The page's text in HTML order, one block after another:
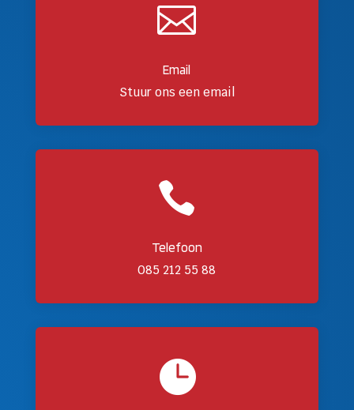

Email
Stuur ons een email

Telefoon
085 212 55 88
